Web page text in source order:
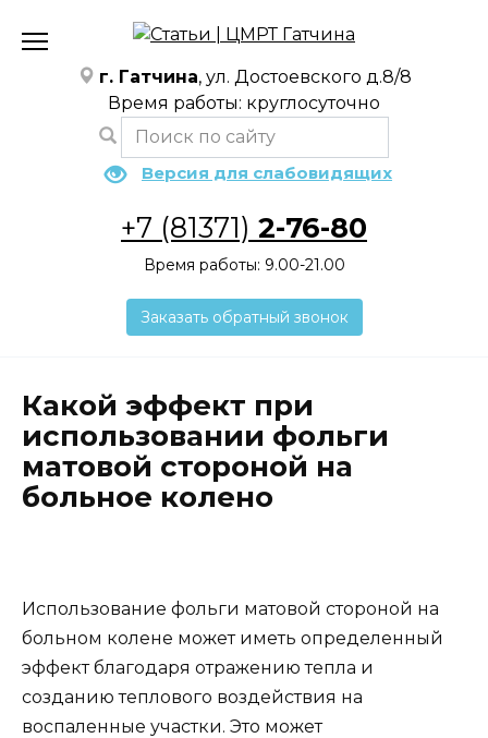
содержанию
г. Гатчина, ул. Достоевского д.8/8
Время работы: круглосуточно
Версия для слабовидящих
+7 (81371) 2-76-80
Время работы: 9.00-21.00
Заказать обратный звонок
Какой эффект при
использовании фольги
матовой стороной на
больное колено
Использование фольги матовой стороной на
больном колене может иметь определенный
эффект благодаря отражению тепла и
созданию теплового воздействия на
воспаленные участки. Это может